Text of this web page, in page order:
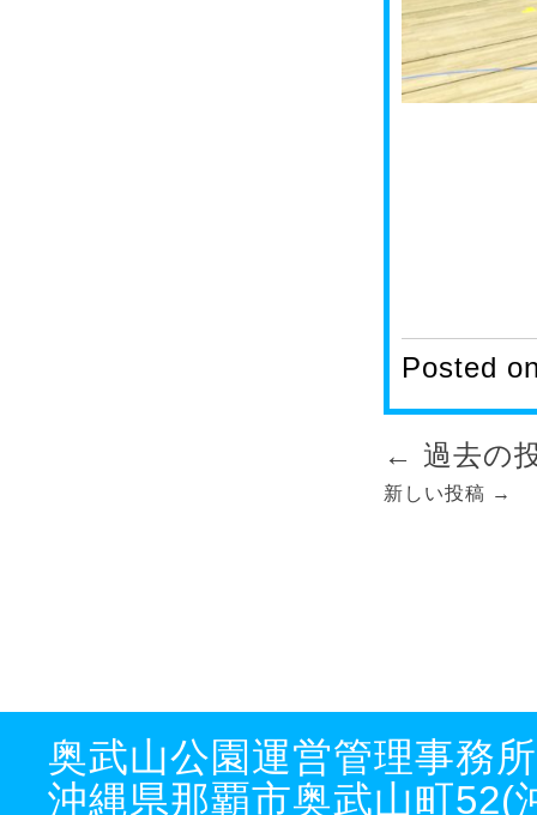
Posted
投
稿
ナ
← 過去の
新しい投稿 →
奥武山公園運営管理事務所
沖縄県那覇市奥武山町52(